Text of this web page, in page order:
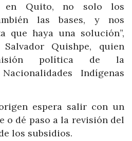
en Quito, no solo los
las bases, y nos
que haya una solución”,
Quishpe, quien
política de la
Indígenas
espera salir con un
o dé paso a la revisión del
los subsidios.